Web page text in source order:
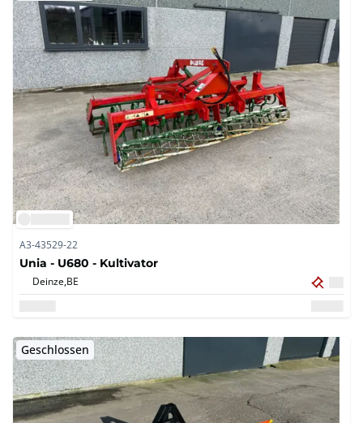
A3-43529-22
Unia - U680 - Kultivator
Deinze,BE
Geschlossen